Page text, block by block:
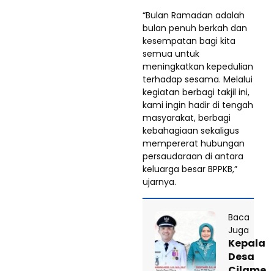
“Bulan Ramadan adalah
bulan penuh berkah dan
kesempatan bagi kita
semua untuk
meningkatkan kepedulian
terhadap sesama. Melalui
kegiatan berbagi takjil ini,
kami ingin hadir di tengah
masyarakat, berbagi
kebahagiaan sekaligus
mempererat hubungan
persaudaraan di antara
keluarga besar BPPKB,”
ujarnya.
Baca
Juga
Kepala
Desa